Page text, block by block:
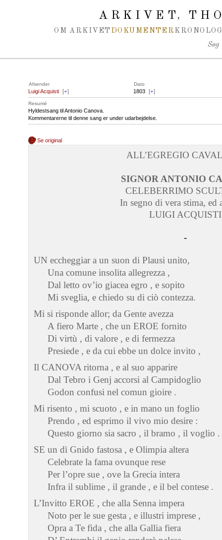
ARKIVET,
OM ARKIVET DOKUMENTER
Søg
Afsender Dato
Luigi Acquisti [+] 1803 [+]
Resumé
Hyldestsang til Antonio Canova.
Kommentarerne til denne sang er under udarbejdelse.
Se original
ALL’EGREGIO
SIGNOR ANTONIO
CELEBERRIMO
In segno di vera stima, ed
LUIGI ACQUISTI
-
UN eccheggiar a un suon di Plausi unito,
Una comune insolita allegrezza ,
Dal letto ov’io giacea egro , e sopito
Mi sveglia, e chiedo su di ciò contezza.
Mi si risponde allor; da Gente avezza
A fiero Marte , che un EROE fornito
Di virtù , di valore , e di fermezza
Presiede , e da cui ebbe un dolce invito ,
Il CANOVA ritorna , e al suo apparire
Dal Tebro i Genj accorsi al Campidoglio
Godon confusi nel comun gioire .
Mi risento , mi scuoto , e in mano un foglio
Prendo , ed esprimo il vivo mio desire :
Questo giorno sia sacro , il bramo , il voglio .
SE un dì Gnido fastosa , e Olimpia altera
Celebrate la fama ovunque rese
Per l’opre sue , ove la Grecia intera
Infra il sublime , il grande , e il bel contese .
L’Invitto EROE , che alla Senna impera
Noto per le sue gesta , e illustri imprese ,
Opra a Te fida , che alla Gallia fiera